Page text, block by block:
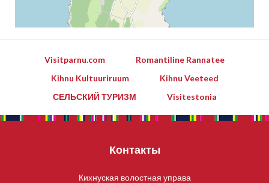
Visitparnu.com
Romantiline Rannatee
Kihnu Kultuuriruum
Kihnu Veeteed
СЕЛЬСКИЙ ТУРИЗМ
Visitestonia
Контакты
Кихнуская волостная управа